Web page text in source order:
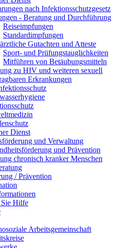
nach Infektionsschutzgesetz
- Beratung und Durchführung
Reiseimpfungen
Standardimpfungen
Gutachten und Atteste
Sport- und Prüfungstauglichkeiten
Mitführen von Betäubungsmitteln
zu HIV und weiteren sexuell
Erkrankungen
Dienst
und Verwaltung
und Prävention
chronisch kranker Menschen
/ Prävention
Hilfe
Arbeits­gemeinschaft